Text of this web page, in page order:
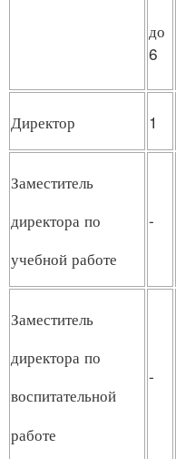
до
6
Директор 1
Заместитель
директора по
учебной работе
-
Заместитель
директора по
воспитательной
работе
-